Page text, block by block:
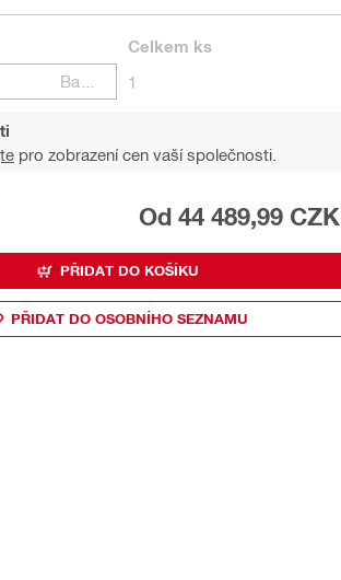
Celkem ks
1
pro zobrazení cen vaší společnosti.
Od 44 489,99 CZK
PŘIDAT DO KOŠÍKU
PŘIDAT DO OSOBNÍHO SEZNAMU